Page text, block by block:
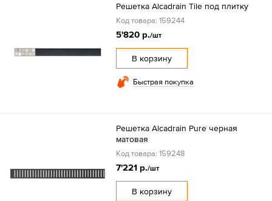
Решетка Alcadrain Tile под плитку
Код товара: 159244
5'820 р./шт
В корзину
Быстрая покупка
Решетка Alcadrain Pure черная
матовая
Код товара: 159248
7'221 р./шт
В корзину